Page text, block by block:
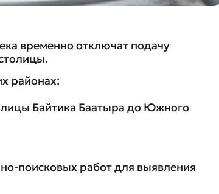
временно отключат подачу
районах:
Байтика Баатыра до Южного
поисковых работ для выявления